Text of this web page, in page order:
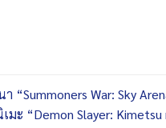
War: Sky
ะ “Demon Slayer: Kimetsu